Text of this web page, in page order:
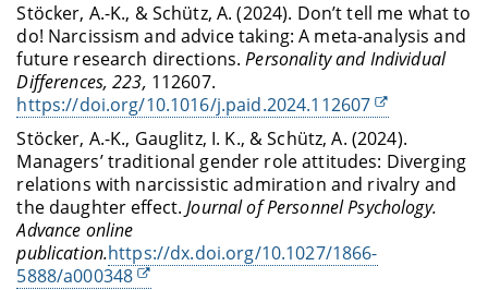
Stöcker, A.-K., & Schütz, A. (2024). Don’t tell me what to
do! Narcissism and advice taking: A meta-analysis and
future research directions.Personality and Individual
Differences, 223, 112607.
https://doi.org/10.1016/j.paid.2024.112607
Stöcker, A.-K., Gauglitz, I. K., & Schütz, A. (2024).
Managers’ traditional gender role attitudes: Diverging
relations with narcissistic admiration and rivalry and
the daughter effect.Journal of Personnel Psychology.
Advance online
publication.https://dx.doi.org/10.1027/1866-
5888/a000348